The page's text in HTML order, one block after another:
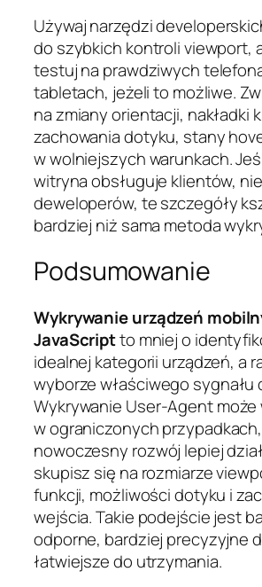
Używaj narzędzi
do szybkich kontroli viewport,
testuj na prawdziwych
tabletach, jeżeli to możliwe.
na zmiany orientacji, nakładki
zachowania dotyku, stany
w wolniejszych warunkach.
witryna obsługuje klientów,
deweloperów, te szczegóły
bardziej niż sama metoda
Podsumowanie
Wykrywanie urządzeń
JavaScriptto mniej o
idealnej kategorii urządzeń, a
wyborze właściwego sygnału
Wykrywanie User-Agent
w ograniczonych
nowoczesny rozwój lepiej
skupisz się na rozmiarze
funkcji, możliwości dotyku i
wejścia. Takie podejście jest
odporne, bardziej precyzyjne
łatwiejsze do utrzymania.